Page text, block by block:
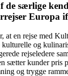
de særlige
Europa
at en rejse med
og
rejseledere
sætter kunder pris
og trygge